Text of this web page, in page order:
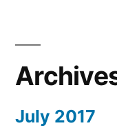
July 2017